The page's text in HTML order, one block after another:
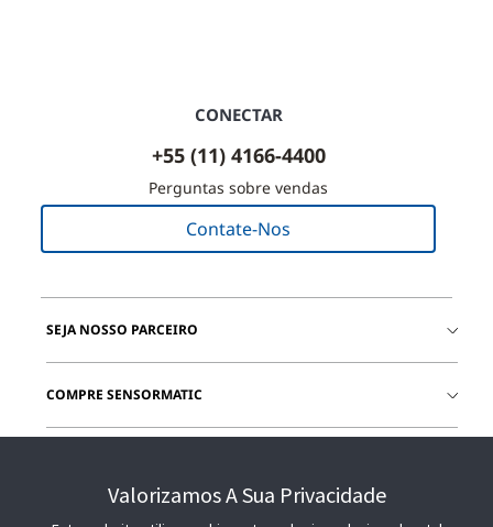
CONECTAR
+55 (11) 4166-4400
Perguntas sobre vendas
Contate-Nos
SEJA NOSSO PARCEIRO
COMPRE SENSORMATIC
Valorizamos A Sua Privacidade